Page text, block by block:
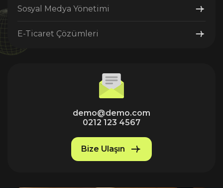
Sosyal Medya Yönetimi
E-Ticaret Çözümleri
demo@demo.com
0212 123 4567
Bize Ulaşın